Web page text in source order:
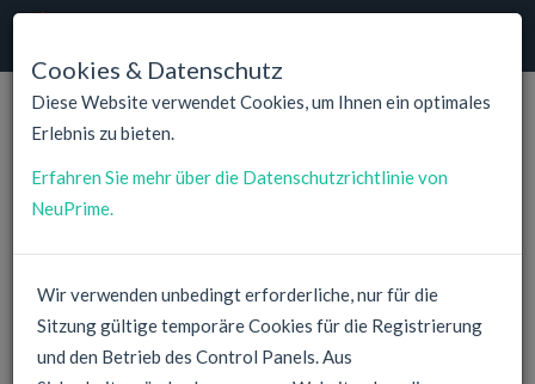
Cookies & Datenschutz
Diese Website verwendet Cookies, um Ihnen ein optimales
Erlebnis zu bieten.
Erfahren Sie mehr über die Datenschutzrichtlinie von
NeuPrime.
Wir verwenden unbedingt erforderliche, nur für die
Sitzung gültige temporäre Cookies für die Registrierung
und den Betrieb des Control Panels. Aus
WarumNeuPrime Cloud?
Die NeuPrime GmbH vereint führende Technologien und
sind stolz darauf, Ihnen den besten Service, Management und
Support bieten zu können. Führende Technologien zu
wettbewerbsfähigen Preisen.